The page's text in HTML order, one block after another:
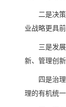
二是决
业战略更具
三是发
新、管理创
四是治
理的有机统